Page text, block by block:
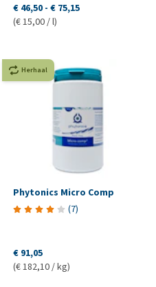
€ 46,50 - € 75,15
(€ 15,00 / l)
Herhaal
Phytonics Micro Comp
(7)
€ 91,05
(€ 182,10 / kg)